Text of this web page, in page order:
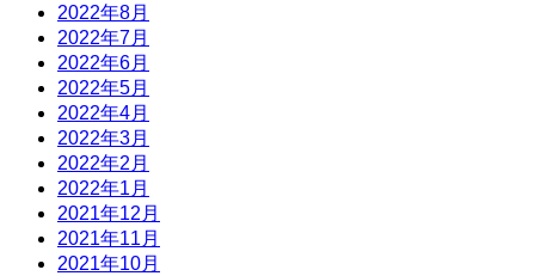
2022年8月
2022年7月
2022年6月
2022年5月
2022年4月
2022年3月
2022年2月
2022年1月
2021年12月
2021年11月
2021年10月